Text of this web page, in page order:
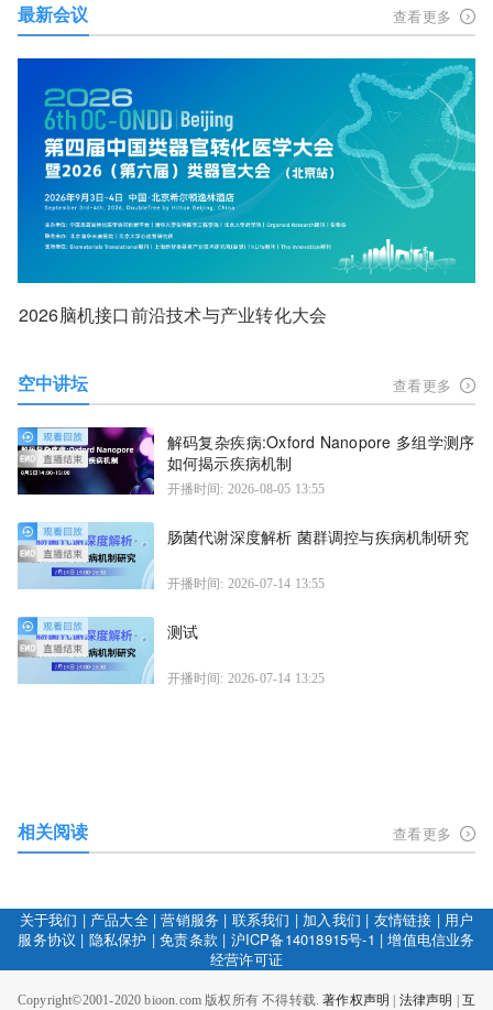
最新会议 查看更多
2026脑机接口前沿技术与产业转化大会
空中讲坛 查看更多
解码复杂疾病:Oxford Nanopore 多组学测序
如何揭示疾病机制
开播时间: 2026-08-05 13:55
肠菌代谢深度解析 菌群调控与疾病机制研究
开播时间: 2026-07-14 13:55
测试
开播时间: 2026-07-14 13:25
相关阅读 查看更多
关于我们 | 产品大全|营销服务 | 联系我们 | 加入我们 | 友情链接 | 用户
服务协议 | 隐私保护 |免责条款 | 沪ICP备14018915号-1 |增值电信业务
经营许可证
Copyright©2001-2020 bioon.com 版权所有 不得转载.著作权声明 | 法律声明 | 互